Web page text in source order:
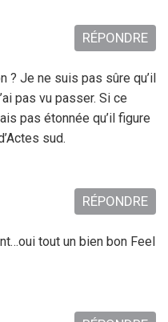
? Je ne suis pas sûre qu’il
pas vu passer. Si ce
pas étonnée qu’il figure
sud.
RÉPONDRE
tout un bien bon Feel
RÉPONDRE